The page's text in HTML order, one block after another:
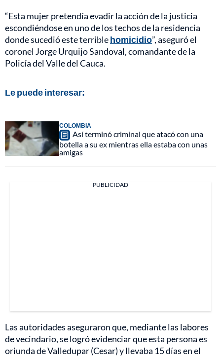
“Esta mujer pretendía evadir la acción de la justicia
escondiéndose en uno de los techos de la residencia
donde sucedió este terriblehomicidio”, aseguró el
coronel Jorge Urquijo Sandoval, comandante de la
Policía del Valle del Cauca.
Le puede interesar:
COLOMBIA
Así terminó criminal que atacó con una
botella a su ex mientras ella estaba con unas
amigas
PUBLICIDAD
Las autoridades aseguraron que, mediante las labores
de vecindario, se logró evidenciar que esta persona es
oriunda de Valledupar (Cesar) y llevaba 15 días en el